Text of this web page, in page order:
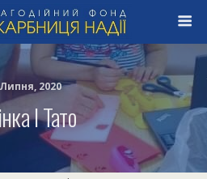
2020
І Тато